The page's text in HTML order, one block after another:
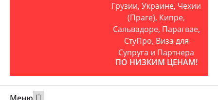
Грузии, Украине, Чехии
(Праге), Кипре,
Сальвадоре, Парагвае,
СтуПро, Виза для
Супруга и Партнера
ПО НИЗКИМ ЦЕНАМ!